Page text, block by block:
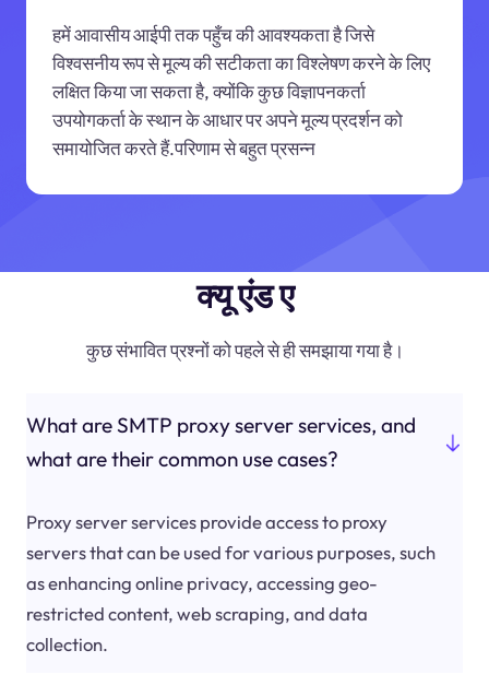
हमें आवासीय आईपी तक पहुँच की आवश्यकता है जिसे
विश्वसनीय रूप से मूल्य की सटीकता का विश्लेषण करने के लिए
लक्षित किया जा सकता है, क्योंकि कुछ विज्ञापनकर्ता
उपयोगकर्ता के स्थान के आधार पर अपने मूल्य प्रदर्शन को
समायोजित करते हैं.परिणाम से बहुत प्रसन्न
क्यू एंड ए
कुछ संभावित प्रश्नों को पहले से ही समझाया गया है।
What are SMTP proxy server services, and
what are their common use cases?
Proxy server services provide access to proxy
servers that can be used for various purposes, such
as enhancing online privacy, accessing geo-
restricted content, web scraping, and data
collection.